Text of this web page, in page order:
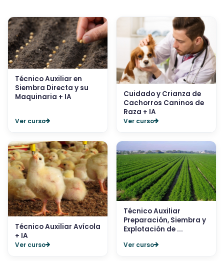
Técnico Auxiliar en
Siembra Directa y su
Maquinaria + IA
Ver curso
Cuidado y Crianza de
Cachorros Caninos de
Raza + IA
Ver curso
Técnico Auxiliar Avícola
+ IA
Ver curso
Técnico Auxiliar
Preparación, Siembra y
Explotación de ...
Ver curso